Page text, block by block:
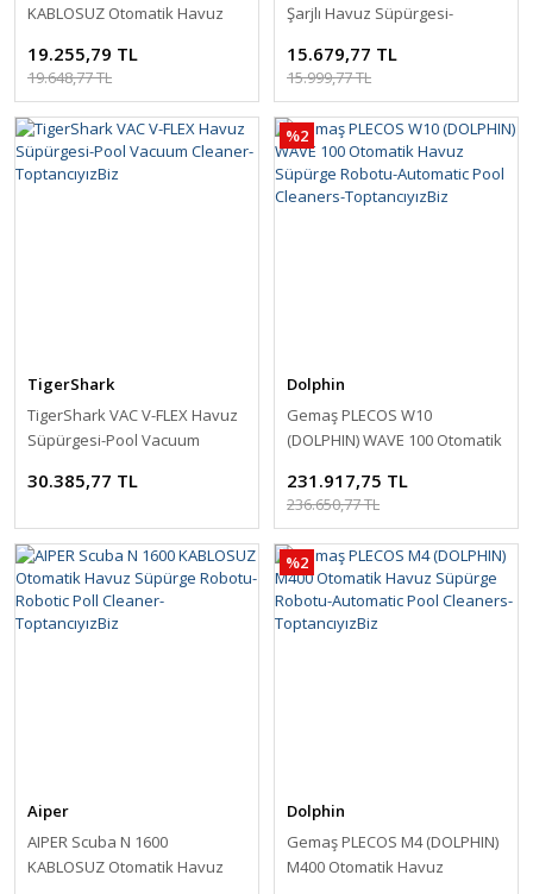
KABLOSUZ Otomatik Havuz
Cleaner-ToptancıyızBiz
19.255,79 TL
19.648,77 TL
Şarjlı Havuz Süpürgesi-
15.679,77 TL
15.999,77 TL
TigerShark
TigerShark VAC V-FLEX Havuz
Süpürgesi-Pool Vacuum
30.385,77 TL
%2
Dolphin
Gemaş PLECOS W10
(DOLPHIN) WAVE 100 Otomatik
Automatic Pool Cleaners-
ToptancıyızBiz
231.917,75 TL
236.650,77 TL
Aiper
AIPER Scuba N 1600
KABLOSUZ Otomatik Havuz
%2
Dolphin
Gemaş PLECOS M4 (DOLPHIN)
M400 Otomatik Havuz